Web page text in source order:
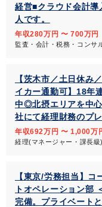
経営■クラウド会計
人です。
年収280万円 〜 700万円
監査・会計・税務・コンサ
【茨木市／土日休み
イカー通勤可】18年
中◎北摂エリアを中
社にて経理財務のプ
年収692万円 〜 1,000万
経理(マネージャー・課長級)
【東京/労務担当】
トオペレーション部
完備。プライベート